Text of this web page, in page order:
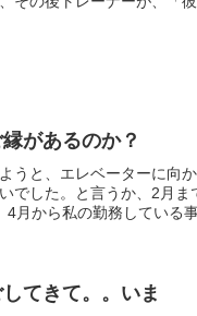
があるのか？
うと、エレベーターに向
でした。と言うか、2月
月から私の勤務している
てきて。。いま